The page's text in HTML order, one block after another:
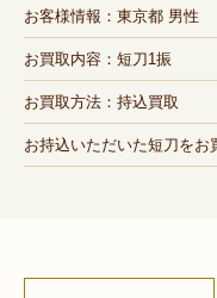
お客様情報：東京都 男性
お買取内容：短刀1振
お買取方法：持込買取
お持込いただいた短刀をお